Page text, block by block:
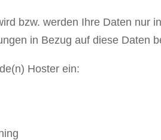
bzw. werden Ihre Daten nur
in Bezug auf diese Daten
Hoster ein: